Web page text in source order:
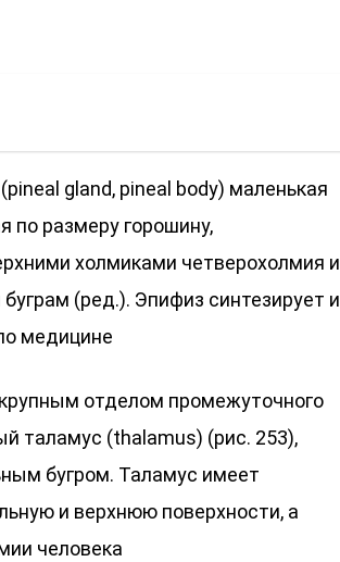
gland, pineal body) маленькая
по размеру горошину,
холмиками четверохолмия и
(ред.). Эпифиз синтезирует и
медицине
отделом промежуточного
таламус (thalamus) (рис. 253),
бугром. Таламус имеет
и верхнюю поверхности, а
человека